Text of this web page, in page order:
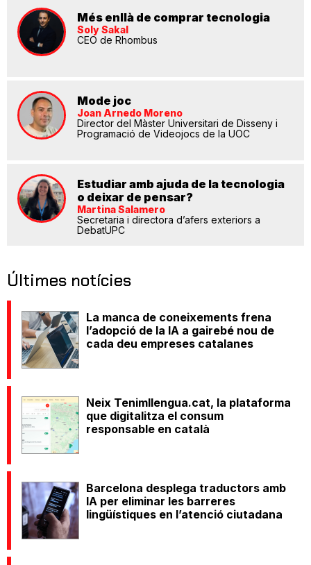
Més enllà de comprar tecnologia
Soly Sakal
CEO de Rhombus
Mode joc
Joan Arnedo Moreno
Director del Màster Universitari de Disseny i
Programació de Videojocs de la UOC
Estudiar amb ajuda de la tecnologia
o deixar de pensar?
Martina Salamero
Secretaria i directora d’afers exteriors a
DebatUPC
Últimes notícies
La manca de coneixements frena
l’adopció de la IA a gairebé nou de
cada deu empreses catalanes
Neix Tenimllengua.cat, la plataforma
que digitalitza el consum
responsable en català
Barcelona desplega traductors amb
IA per eliminar les barreres
lingüístiques en l’atenció ciutadana